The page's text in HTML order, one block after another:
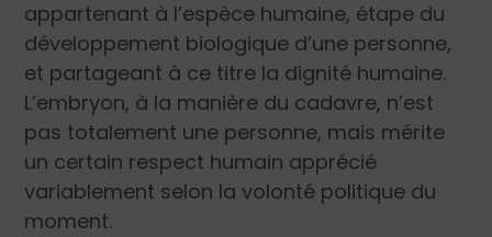
appartenant à l’espèce humaine, étape du
développement biologique d’une personne,
et partageant à ce titre la dignité humaine.
L’embryon, à la manière du cadavre, n’est
pas totalement une personne, mais mérite
un certain respect humain apprécié
variablement selon la volonté politique du
moment.